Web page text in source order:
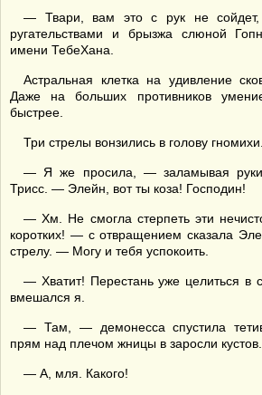
— Твари, вам это с рук не
ругательствами и брызжа слюной
имени ТебеХана.
Астральная клетка на удивление
Даже на больших противников
быстрее.
Три стрелы вонзились в голову гномихи.
— Я же просила, — заламывая
Трисс. — Элейн, вот ты коза! Господин!
— Хм. Не смогла стерпеть эти
коротких! — с отвращением сказала
стрелу. — Могу и тебя успокоить.
— Хватит! Перестань уже целиться в
вмешался я.
— Там, — демонесса спустила
прям над плечом жницы в заросли кустов.
— А, мля. Какого!